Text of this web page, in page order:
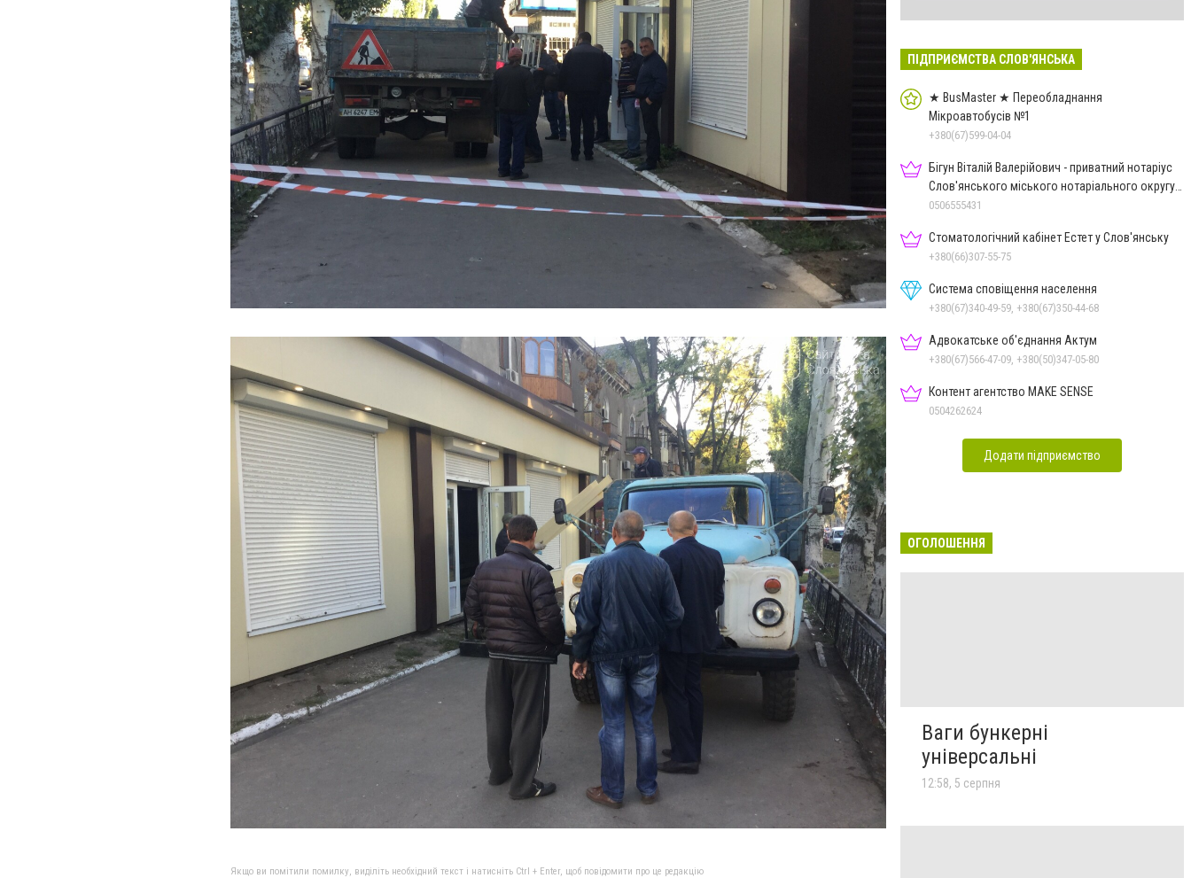
Якщо ви помітили помилку, виділіть необхідний текст і натисніть Ctrl + Enter, щоб повідомити про це редакцію
ПІДПРИЄМСТВА СЛОВ'ЯНСЬКА
★ BusMaster ★ Переобладнання
Мікроавтобусів №1
+380(67)599-04-04
Бігун Віталій Валерійович - приватний нотаріус
Слов'янського міського нотаріального округу
Дон.обл.
0506555431
Стоматологічний кабінет Естет у Слов'янську
+380(66)307-55-75
Система сповіщення населення
+380(67)340-49-59, +380(67)350-44-68
Адвокатське об'єднання Актум
+380(67)566-47-09, +380(50)347-05-80
Контент агентство MAKE SENSE
0504262624
Додати підприємство
ОГОЛОШЕННЯ
Ваги бункерні
універсальні
12:58, 5 серпня